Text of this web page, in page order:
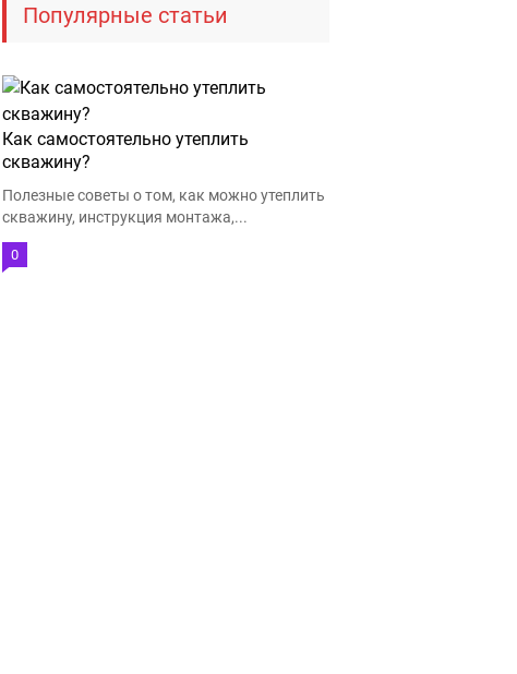
Популярные статьи
Как самостоятельно утеплить
скважину?
Полезные советы о том, как можно утеплить
скважину, инструкция монтажа,...
0